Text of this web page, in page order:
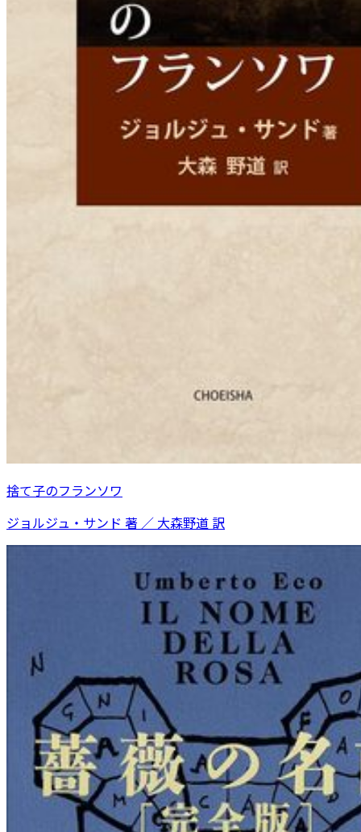
捨て子のフランソワ
ジョルジュ・サンド 著 ／ 大森野道 訳